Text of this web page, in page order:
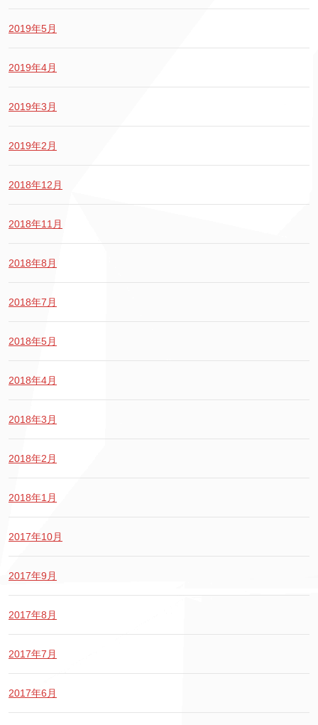
2019年5月
2019年4月
2019年3月
2019年2月
2018年12月
2018年11月
2018年8月
2018年7月
2018年5月
2018年4月
2018年3月
2018年2月
2018年1月
2017年10月
2017年9月
2017年8月
2017年7月
2017年6月